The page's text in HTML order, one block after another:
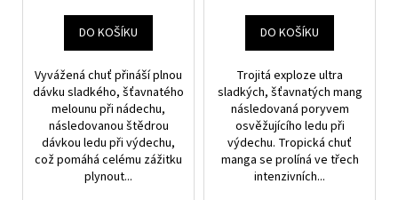
DO KOŠÍKU
Vyvážená chuť přináší plnou
dávku sladkého, šťavnatého
melounu při nádechu,
následovanou štědrou
dávkou ledu při výdechu,
což pomáhá celému zážitku
plynout...
DO KOŠÍKU
Trojitá exploze ultra
sladkých, šťavnatých mang
následovaná poryvem
osvěžujícího ledu při
výdechu. Tropická chuť
manga se prolíná ve třech
intenzivních...